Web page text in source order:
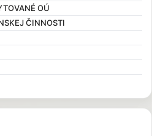
OÚ
ČINNOSTI